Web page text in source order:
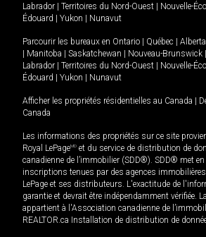
Labrador | Territoires du Nord-Ouest | Nouvelle-
Édouard | Yukon | Nunavut
Parcourir les bureaux en Ontario | Québec | Alberta
| Manitoba | Saskatchewan | Nouveau-Brunswick |
Labrador | Territoires du Nord-Ouest | Nouvelle-
Édouard | Yukon | Nunavut
Afficher les propriétés résidentielles au Canada |
Canada
Les informations des propriétés sur ce site
Royal LePageMD et du service de distribution de
canadienne de l’immobilier (SDD®). SDD® met en
inscriptions tenues par des agences immobilières
LePage et ses distributeurs. L'exactitude de
garantie et devrait être indépendamment vérifiée.
appartient à l'Association canadienne de
REALTOR.ca Installation de distribution de